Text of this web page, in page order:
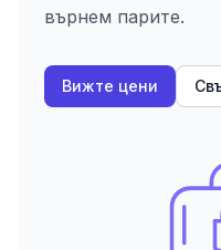
върнем парите.
Вижте цени